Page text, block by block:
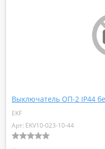
Выключатель ОП-2 IP44
EKF
Арт: EKV10-023-10-44